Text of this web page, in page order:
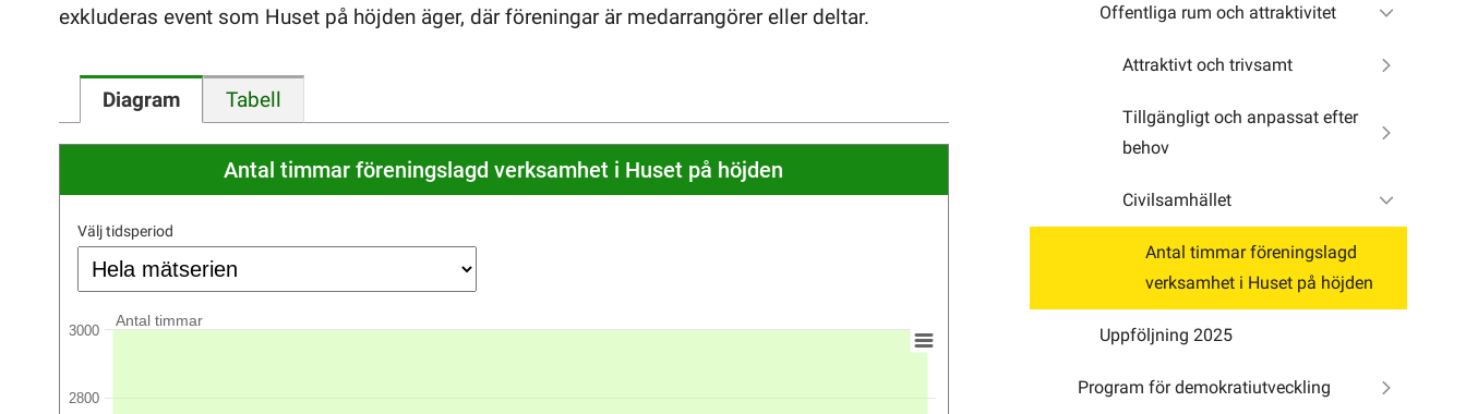
exkluderas event som Huset på höjden äger, där föreningar är medarrangörer eller deltar.
Diagram Tabell
Antal timmar föreningslagd verksamhet i Huset på höjden
Välj tidsperiod
Antal timmar
2800
3000
Offentliga rum och attraktivitet
Attraktivt och trivsamt
Tillgängligt och anpassat efter
behov
Civilsamhället
Antal timmar föreningslagd
verksamhet i Huset på höjden
Uppföljning 2025
Program för demokratiutveckling